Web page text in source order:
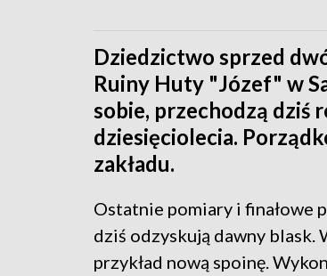
Dziedzictwo sprzed
Ruiny Huty "Józef" w
sobie, przechodzą dziś
dziesięciolecia.
zakładu.
Ostatnie pomiary i finałowe
dziś odzyskują dawny blask.
przykład nową spoinę.